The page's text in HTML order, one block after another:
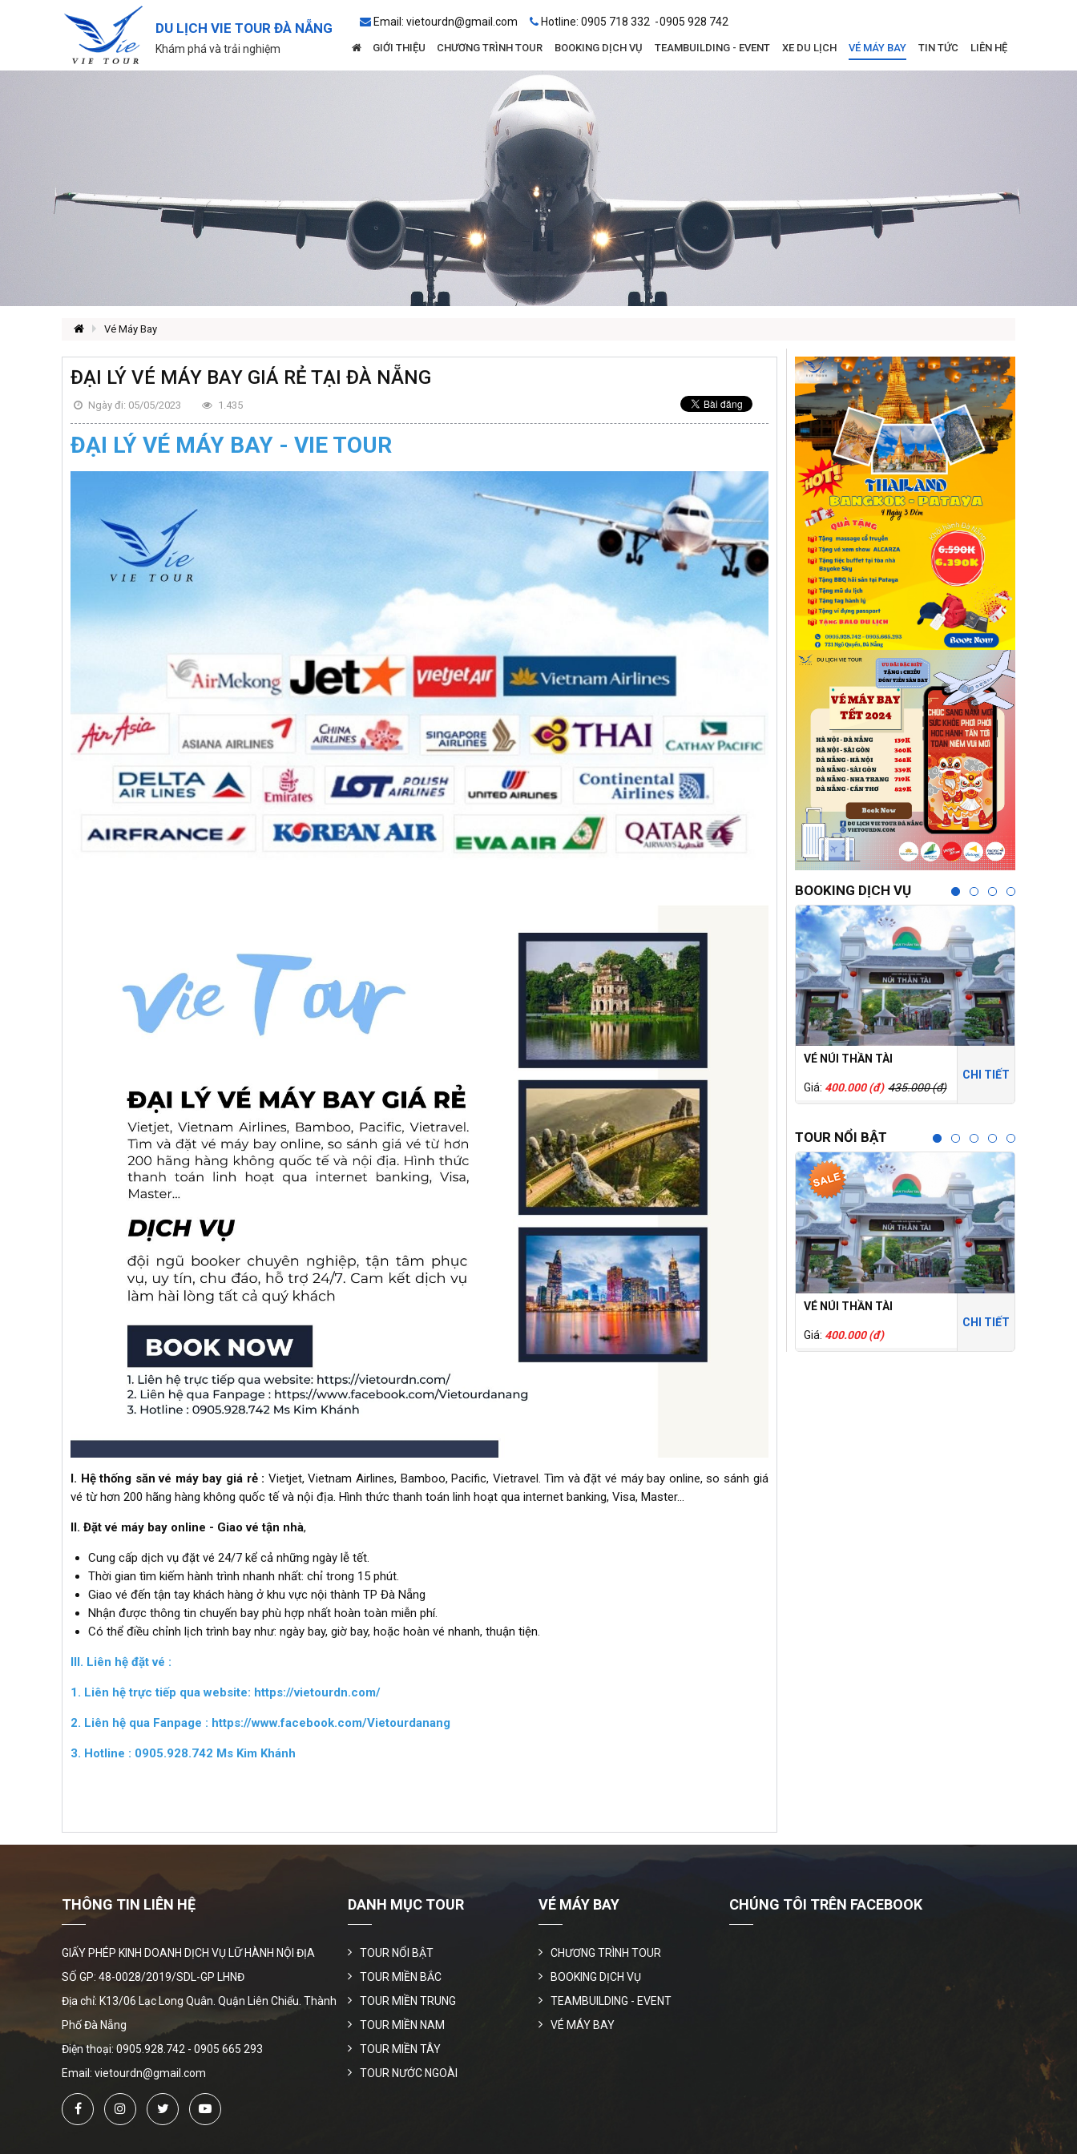
DU LỊCH VIE TOUR ĐÀ NẴNG
Khám phá và trải nghiệm
Email: vietourdn@gmail.com Hotline: 0905 718 332 0905 928 742
GIỚI THIỆU CHƯƠNG TRÌNH TOUR BOOKING DỊCH VỤ TEAMBUILDING - EVENT XE DU LỊCH VÉ MÁY BAY TIN TỨC LIÊN HỆ
Vé Máy Bay
ĐẠI LÝ VÉ MÁY BAY GIÁ RẺ TẠI ĐÀ NẴNG
Ngày đi: 05/05/2023 1.435
ĐẠI LÝ VÉ MÁY BAY - VIE TOUR
I. Hệ thống săn vé máy bay giá rẻ : Vietjet, Vietnam Airlines, Bamboo, Pacific, Vietravel. Tìm và đặt vé máy bay online, so sánh giá
vé từ hơn 200 hãng hàng không quốc tế và nội địa. Hình thức thanh toán linh hoạt qua internet banking, Visa, Master...
II. Đặt vé máy bay online - Giao vé tận nhà,
Cung cấp dịch vụ đặt vé 24/7 kể cả những ngày lễ tết.
Thời gian tìm kiếm hành trình nhanh nhất: chỉ trong 15 phút.
Giao vé đến tận tay khách hàng ở khu vực nội thành TP Đà Nẵng
Nhận được thông tin chuyến bay phù hợp nhất hoàn toàn miễn phí.
Có thể điều chỉnh lịch trình bay như: ngày bay, giờ bay, hoặc hoàn vé nhanh, thuận tiện.
III. Liên hệ đặt vé :
1. Liên hệ trực tiếp qua website: https://vietourdn.com/
2. Liên hệ qua Fanpage : https://www.facebook.com/Vietourdanang
3. Hotline : 0905.928.742 Ms Kim Khánh
BOOKING DỊCH VỤ
VÉ NÚI THẦN TÀI
Giá: 400.000 (đ) 435.000 (đ)
CHI TIẾT
TOUR NỔI BẬT
VÉ NÚI THẦN TÀI
Giá: 400.000 (đ)
CHI TIẾT
THÔNG TIN LIÊN HỆ
GIẤY PHÉP KINH DOANH DỊCH VỤ LỮ HÀNH NỘI ĐỊA
SỐ GP: 48-0028/2019/SDL-GP LHNĐ
Địa chỉ: K13/06 Lạc Long Quân. Quận Liên Chiểu. Thành
Phố Đà Nẵng
Điện thoại: 0905.928.742 - 0905 665 293
Email: vietourdn@gmail.com
DANH MỤC TOUR
TOUR NỔI BẬT
TOUR MIỀN BẮC
TOUR MIỀN TRUNG
TOUR MIỀN NAM
TOUR MIỀN TÂY
TOUR NƯỚC NGOÀI
VÉ MÁY BAY
CHƯƠNG TRÌNH TOUR
BOOKING DỊCH VỤ
TEAMBUILDING - EVENT
VÉ MÁY BAY
CHÚNG TÔI TRÊN FACEBOOK